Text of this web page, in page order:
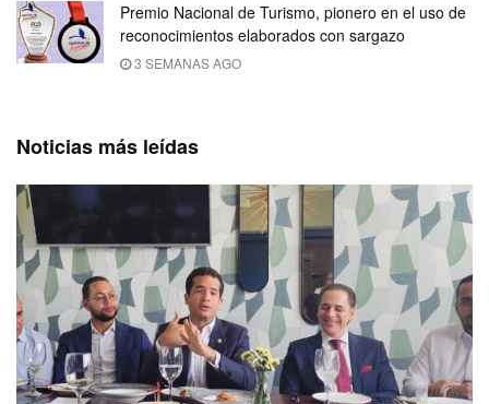
Premio Nacional de Turismo, pionero en el uso de
reconocimientos elaborados con sargazo
3 SEMANAS AGO
Noticias más leídas